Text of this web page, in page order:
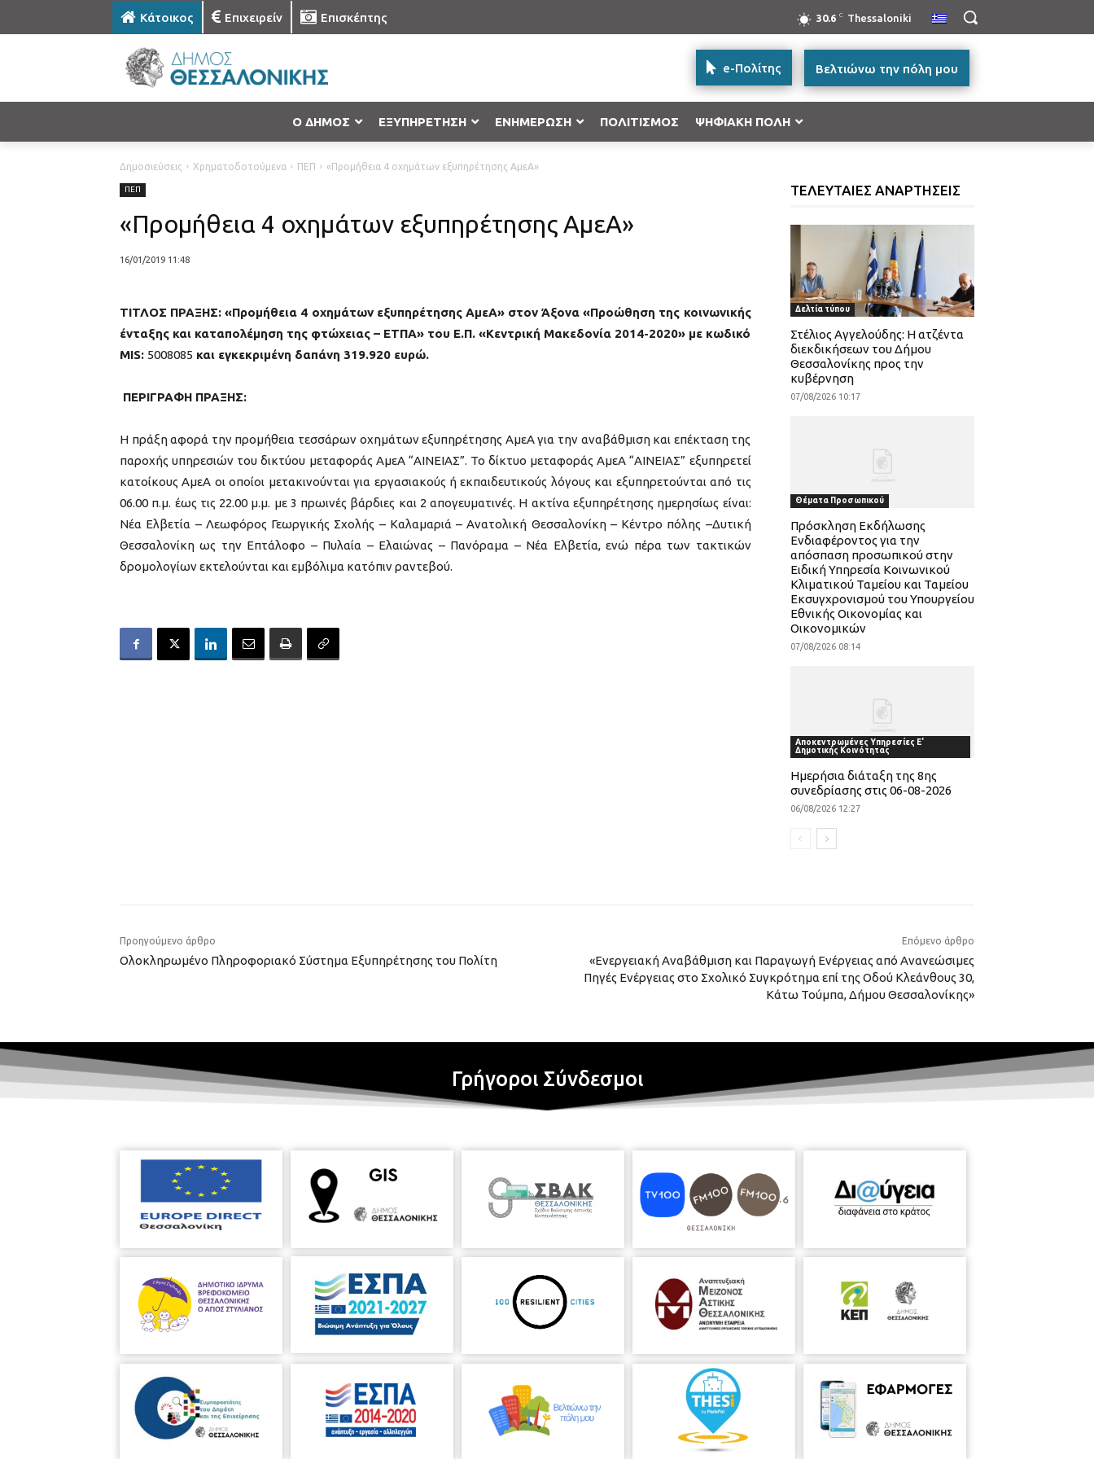
Κάτοικος Επιχειρείν Επισκέπτης 30.6 C Thessaloniki
Βελτιώνω την πόλη μου
e-Πολίτης
Ο ΔΗΜΟΣ ΕΞΥΠΗΡΕΤΗΣΗ
Δήλωση βάπτισης στο Ληξιαρχείο
ΕΝΗΜΕΡΩΣΗ
Ανάπτυξη 2014-2020»
Επιχειρησιακό Πρόγραμμα Επισιτιστικής και Βασικής Υλικής Συνδρομής – ΤΕΒΑ 2014-
Ε.Π «Ανταγωνιστικότητα, Επιχειρηματικότητα & Καινοτομία (ΕΠΑνΕΚ)»
ΠΟΛΙΤΙΣΜΟΣ ΨΗΦΙΑΚΗ ΠΟΛΗ
Δημοσιεύσεις Χρηματοδοτούμενα ΠΕΠ «Προμήθεια 4 οχημάτων εξυπηρέτησης ΑμεΑ»
ΠΕΠ
«Προμήθεια 4 οχημάτων εξυπηρέτησης ΑμεΑ»
16/01/2019 11:48
ΤΙΤΛΟΣ ΠΡΑΞΗΣ: «Προμήθεια 4 οχημάτων εξυπηρέτησης ΑμεΑ» στον Άξονα«Προώθηση της κοινωνικής
ένταξης και καταπολέμηση της φτώχειας – ΕΤΠΑ» του Ε.Π. «Κεντρική Μακεδονία 2014-2020» με κωδικό
MIS: 5008085 και εγκεκριμένη δαπάνη 319.920 ευρώ.
ΠΕΡΙΓΡΑΦΗ ΠΡΑΞΗΣ:
Η πράξη αφορά την προμήθεια τεσσάρων οχημάτων εξυπηρέτησης ΑμεΑ για την αναβάθμιση και επέκταση της
παροχής υπηρεσιών του δικτύου μεταφοράς ΑμεΑ “ΑΙΝΕΙΑΣ”. Το δίκτυο μεταφοράς ΑμεΑ “ΑΙΝΕΙΑΣ” εξυπηρετεί
κατοίκους ΑμεΑ οι οποίοι μετακινούνται για εργασιακούς ή εκπαιδευτικούς λόγους και εξυπηρετούνται από τις
06.00 π.μ. έως τις 22.00 μ.μ. με 3 πρωινές βάρδιες και 2 απογευματινές. Η ακτίνα εξυπηρέτησης ημερησίως είναι:
Νέα Ελβετία – Λεωφόρος Γεωργικής Σχολής – Καλαμαριά – Ανατολική Θεσσαλονίκη – Κέντρο πόλης –Δυτική
Θεσσαλονίκη ως την Επτάλοφο – Πυλαία – Ελαιώνας – Πανόραμα – Νέα Ελβετία, ενώ πέρα των τακτικών
δρομολογίων εκτελούνται και εμβόλιμα κατόπιν ραντεβού.
ΤΕΛΕΥΤΑΙΕΣ ΑΝΑΡΤΗΣΕΙΣ
Δελτία τύπου
Στέλιος Αγγελούδης: Η ατζέντα
διεκδικήσεων του Δήμου
Θεσσαλονίκης προς την
κυβέρνηση
07/08/2026 10:17
Θέματα Προσωπικού
Πρόσκληση Εκδήλωσης
Ενδιαφέροντος για την
απόσπαση προσωπικού στην
Ειδική Υπηρεσία Κοινωνικού
Κλιματικού Ταμείου και Ταμείου
Εκσυγχρονισμού του Υπουργείου
Εθνικής Οικονομίας και
Οικονομικών
07/08/2026 08:14
Αποκεντρωμένες Υπηρεσίες Ε'
Δημοτικής Κοινότητας
Ημερήσια διάταξη της 8ης
συνεδρίασης στις 06-08-2026
06/08/2026 12:27
Προηγούμενο άρθρο
Ολοκληρωμένο Πληροφοριακό Σύστημα Εξυπηρέτησης του Πολίτη
Επόμενο άρθρο
«Ενεργειακή Αναβάθμιση και Παραγωγή Ενέργειας από Ανανεώσιμες
Πηγές Ενέργειας στο Σχολικό Συγκρότημα επί της Οδού Κλεάνθους 30,
Κάτω Τούμπα, Δήμου Θεσσαλονίκης»
Γρήγοροι Σύνδεσμοι